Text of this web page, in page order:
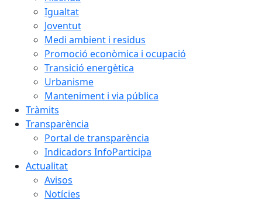
Igualtat
Joventut
Medi ambient i residus
Promoció econòmica i ocupació
Transició energètica
Urbanisme
Manteniment i via pública
Tràmits
Transparència
Portal de transparència
Indicadors InfoParticipa
Actualitat
Avisos
Notícies